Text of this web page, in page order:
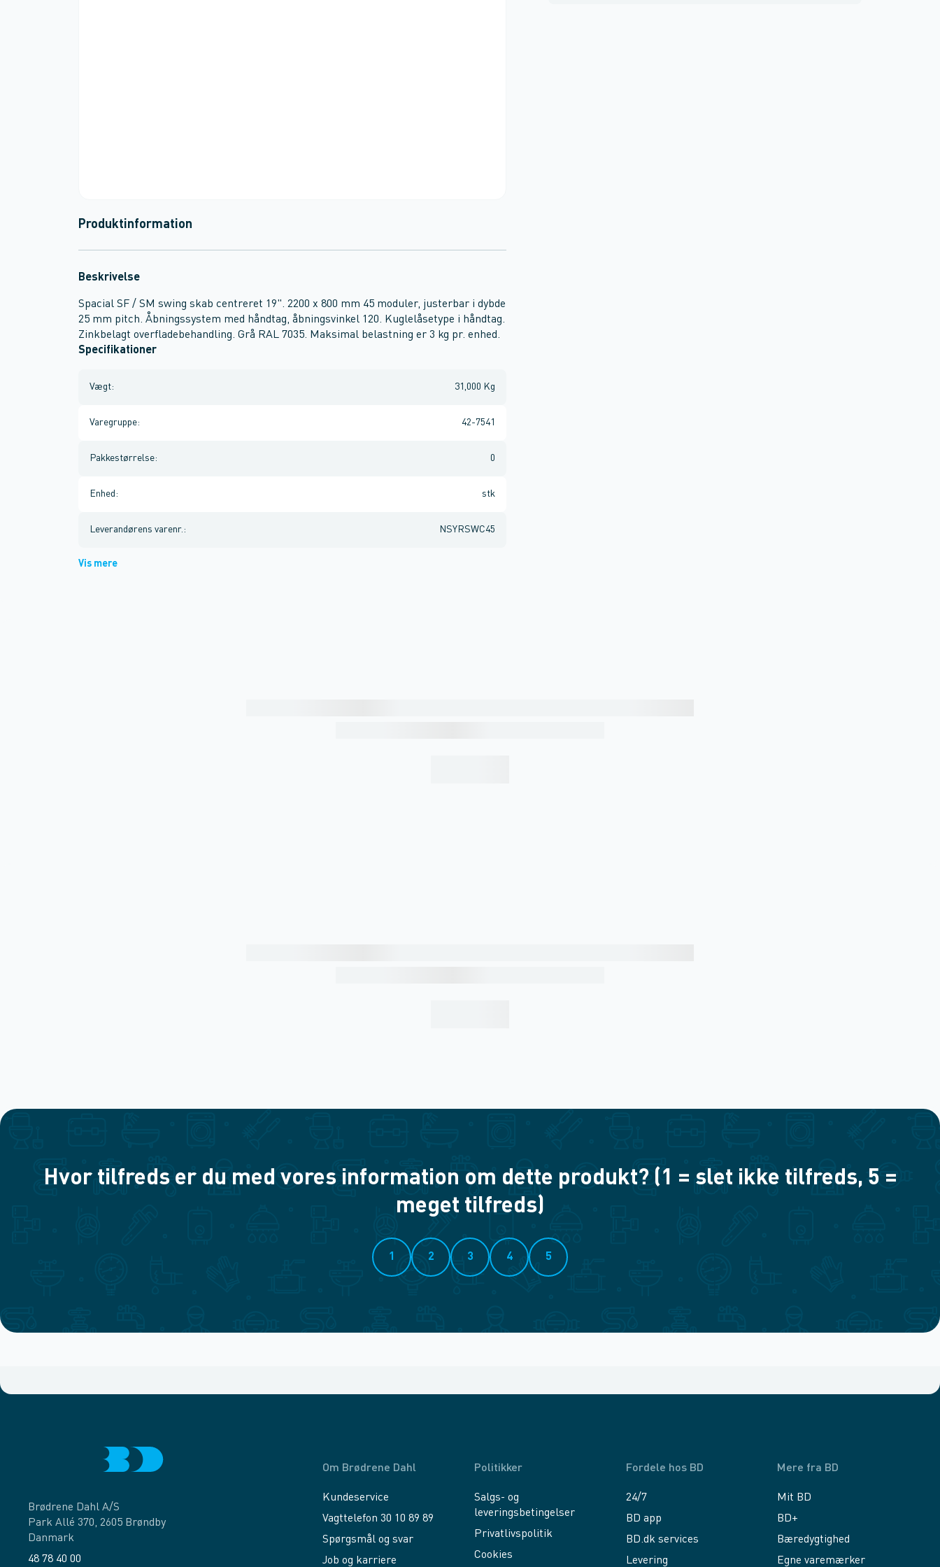
Produktinformation
Beskrivelse
Spacial SF / SM swing skab centreret 19". 2200 x 800 mm 45 moduler, justerbar i dybde
25 mm pitch. Åbningssystem med håndtag, åbningsvinkel 120. Kuglelåsetype i håndtag.
Zinkbelagt overfladebehandling. Grå RAL 7035. Maksimal belastning er 3 kg pr. enhed.
Specifikationer
Vægt: 31,000 Kg
Varegruppe: 42-7541
Pakkestørrelse: 0
Enhed : stk
Leverandørens varenr. : NSYRSWC45
Vis mere
Hvor tilfreds er du med vores information om dette produkt? (1 = slet ikke tilfreds, 5 =
meget tilfreds)
1 2 3 4 5
Brødrene Dahl A/S
Park Allé 370, 2605 Brøndby
Danmark
48 78 40 00
Om Brødrene Dahl
Kundeservice
Vagttelefon 30 10 89 89
Spørgsmål og svar
Job og karriere
Politikker
Salgs- og
leveringsbetingelser
Privatlivspolitik
Cookies
Fordele hos BD
24/7
BD app
BD.dk services
Levering
Mere fra BD
Mit BD
BD+
Bæredygtighed
Egne varemærker